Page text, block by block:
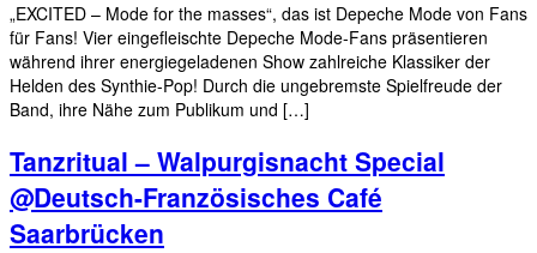
„EXCITED – Mode for the masses“, das ist Depeche Mode von Fans
für Fans! Vier eingefleischte Depeche Mode-Fans präsentieren
während ihrer energiegeladenen Show zahlreiche Klassiker der
Helden des Synthie-Pop! Durch die ungebremste Spielfreude der
Band, ihre Nähe zum Publikum und […]
Tanzritual – Walpurgisnacht Special
@Deutsch-Französisches Café
Saarbrücken